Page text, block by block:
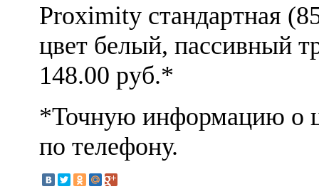
Proximity стандартная
цвет белый, пассивный
148.00 руб.*
*Точную информацию о
по телефону.